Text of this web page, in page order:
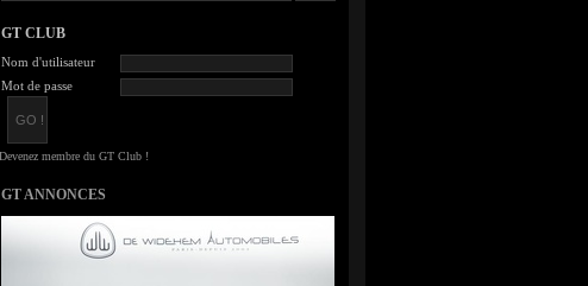
GT CLUB
Nom d'utilisateur
Mot de passe
GT ANNONCES